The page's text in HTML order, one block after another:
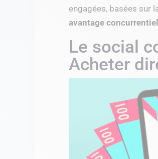
engagées, basées sur
avantage concurrentiel
Le social
Acheter